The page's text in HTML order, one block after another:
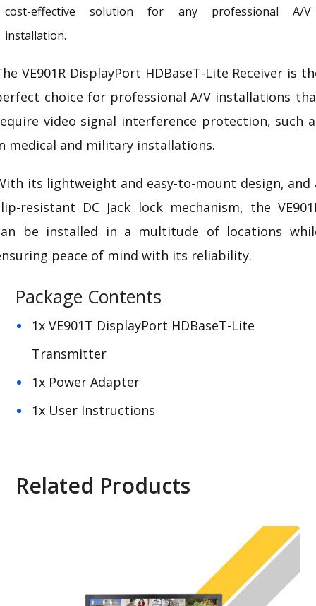
cost-effective solution for any professional A/V
installation.
VE901R DisplayPort HDBaseT-Lite Receiver is
choice for professional A/V installations
video signal interference protection, such
medical and military installations.
its lightweight and easy-to-mount design, and
resistant DC Jack lock mechanism, the
be installed in a multitude of locations
peace of mind with its reliability.
Package Contents
1x VE901T DisplayPort HDBaseT-Lite
Transmitter
1x Power Adapter
1x User Instructions
Related Products